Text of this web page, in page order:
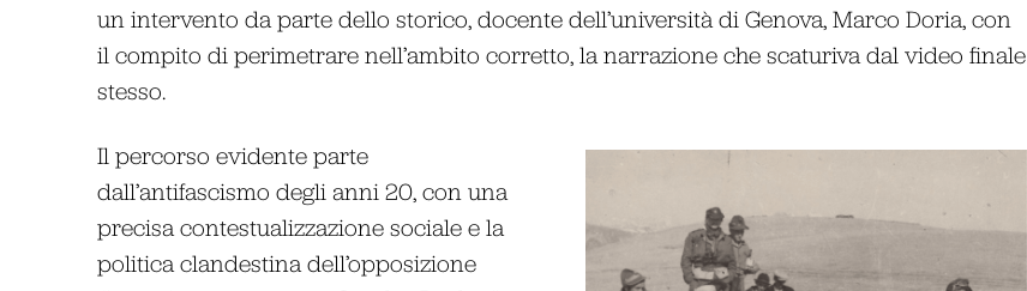
un intervento da parte dello storico, docente dell’università di Genova, Marco Doria, con
il compito di perimetrare nell’ambito corretto, la narrazione che scaturiva dal video finale
stesso.
Il percorso evidente parte
dall’antifascismo degli anni 20, con una
precisa contestualizzazione sociale e la
politica clandestina dell’opposizione